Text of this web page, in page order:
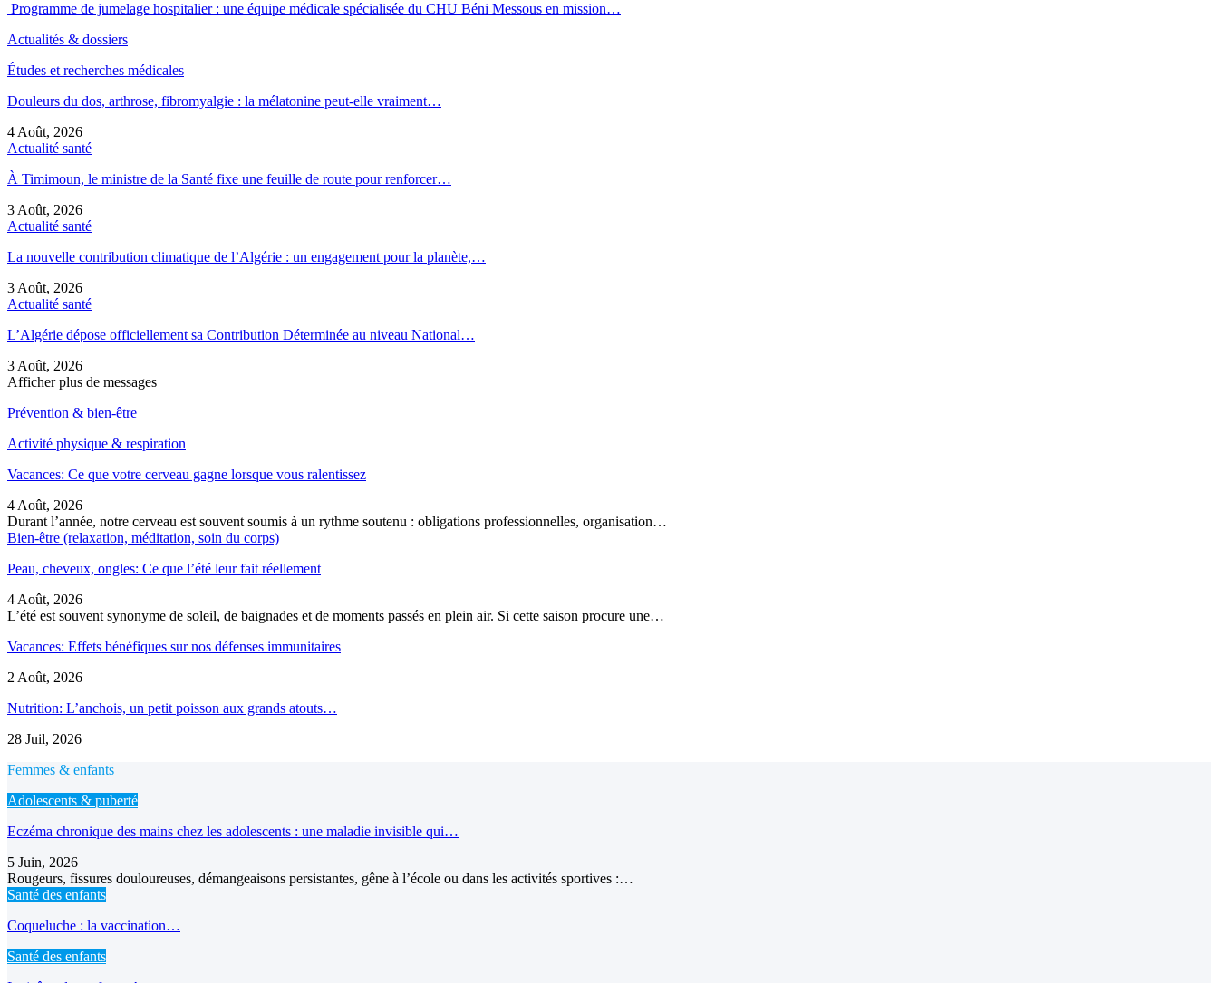
Programme de jumelage hospitalier : une équipe médicale spécialisée du CHU Béni Messous en mission…
Actualités & dossiers
Études et recherches médicales
Douleurs du dos, arthrose, fibromyalgie : la mélatonine peut-elle vraiment…
4 Août, 2026
Actualité santé
À Timimoun, le ministre de la Santé fixe une feuille de route pour renforcer…
3 Août, 2026
Actualité santé
La nouvelle contribution climatique de l’Algérie : un engagement pour la planète,…
3 Août, 2026
Actualité santé
L’Algérie dépose officiellement sa Contribution Déterminée au niveau National…
3 Août, 2026
Afficher plus de messages
Prévention & bien-être
Activité physique & respiration
Vacances: Ce que votre cerveau gagne lorsque vous ralentissez
4 Août, 2026
Durant l’année, notre cerveau est souvent soumis à un rythme soutenu : obligations professionnelles, organisation…
Bien-être (relaxation, méditation, soin du corps)
Peau, cheveux, ongles: Ce que l’été leur fait réellement
4 Août, 2026
L’été est souvent synonyme de soleil, de baignades et de moments passés en plein air. Si cette saison procure une…
Vacances: Effets bénéfiques sur nos défenses immunitaires
2 Août, 2026
Nutrition: L’anchois, un petit poisson aux grands atouts…
28 Juil, 2026
Femmes & enfants
Adolescents & puberté
Eczéma chronique des mains chez les adolescents : une maladie invisible qui…
5 Juin, 2026
Rougeurs, fissures douloureuses, démangeaisons persistantes, gêne à l’école ou dans les activités sportives :…
Santé des enfants
Coqueluche : la vaccination…
Santé des enfants